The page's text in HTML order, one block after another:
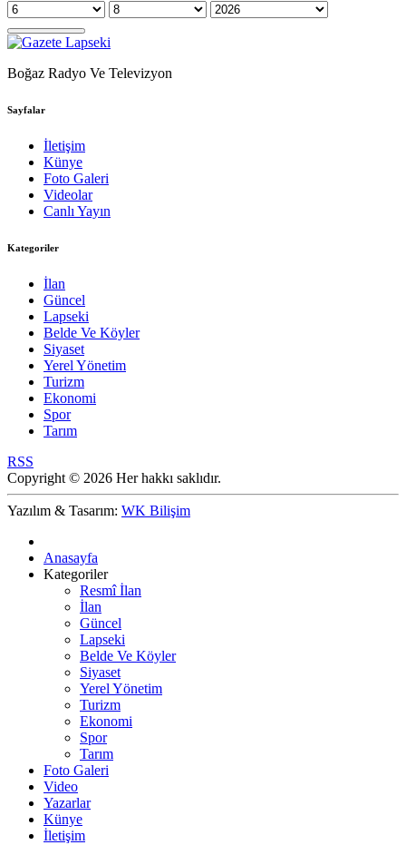
Boğaz Radyo Ve Televizyon
Sayfalar
İletişim
Künye
Foto Galeri
Videolar
Canlı Yayın
Kategoriler
İlan
Güncel
Lapseki
Belde Ve Köyler
Siyaset
Yerel Yönetim
Turizm
Ekonomi
Spor
Tarım
RSS
Copyright © 2026 Her hakkı saklıdır.
Yazılım & Tasarım: WK Bilişim
Anasayfa
Kategoriler
Resmî İlan
İlan
Güncel
Lapseki
Belde Ve Köyler
Siyaset
Yerel Yönetim
Turizm
Ekonomi
Spor
Tarım
Foto Galeri
Video
Yazarlar
Künye
İletişim